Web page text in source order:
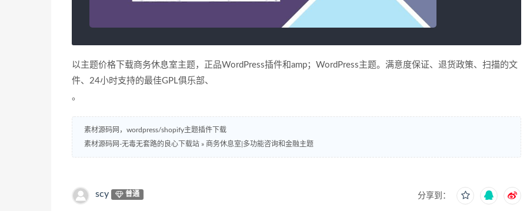
以主题价格下载商务休息室主题，正品WordPress插件和amp；WordPress主题。满意度保证、退货政策、扫描的文
件、24小时支持的最佳GPL俱乐部、
。
素材源码网，wordpress/shopify主题插件下载
素材源码网-无毒无套路的良心下载站 » 商务休息室|多功能咨询和金融主题
scy 普通 分享到：